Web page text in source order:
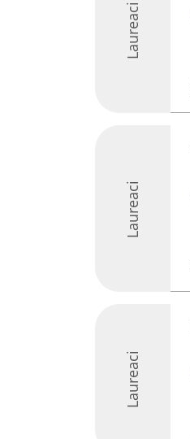
Laureaci
Laureaci
Laureaci